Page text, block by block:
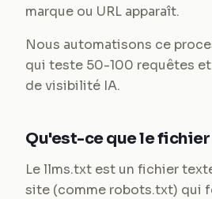
marque ou URL apparaît.
Nous automatisons ce
qui teste 50-100 requêtes
de visibilité IA.
Qu'est-ce que le
Le llms.txt est un fichier
site (comme robots.txt) qui